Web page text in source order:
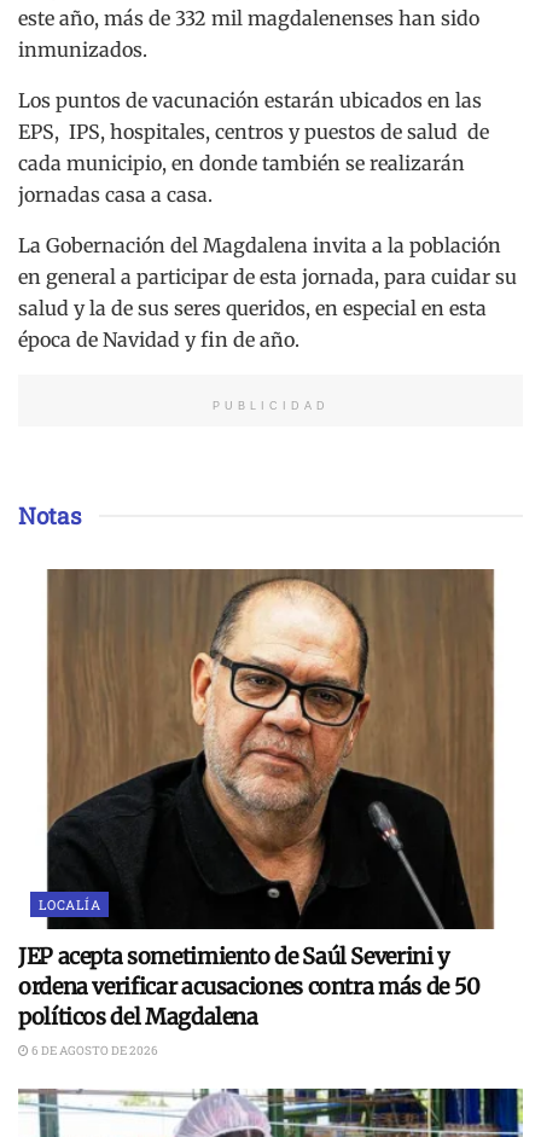
este año, más de 332 mil magdalenenses han sido
inmunizados.
Los puntos de vacunación estarán ubicados en las
EPS, IPS, hospitales, centros y puestos de salud de
cada municipio, en donde también se realizarán
jornadas casa a casa.
La Gobernación del Magdalena invita a la población
en general a participar de esta jornada, para cuidar su
salud y la de sus seres queridos, en especial en esta
época de Navidad y fin de año.
PUBLICIDAD
Notas
LOCALÍA
JEP acepta sometimiento de Saúl Severini y
ordena verificar acusaciones contra más de 50
políticos del Magdalena
6 DE AGOSTO DE 2026